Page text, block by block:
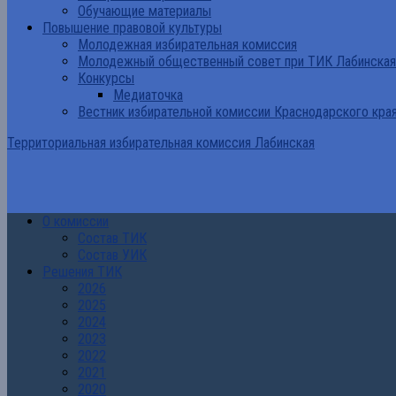
Обучающие материалы
Повышение правовой культуры
Молодежная избирательная комиссия
Молодежный общественный совет при ТИК Лабинская
Конкурсы
Медиаточка
Вестник избирательной комиссии Краснодарского
Территориальная избирательная комиссия Лабинская
О комиссии
Состав ТИК
Состав УИК
Решения ТИК
2026
2025
2024
2023
2022
2021
2020